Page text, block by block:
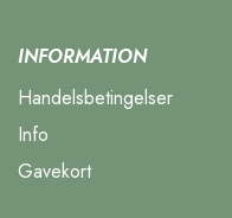
INFORMATION
Handelsbetingelser
Info
Gavekort